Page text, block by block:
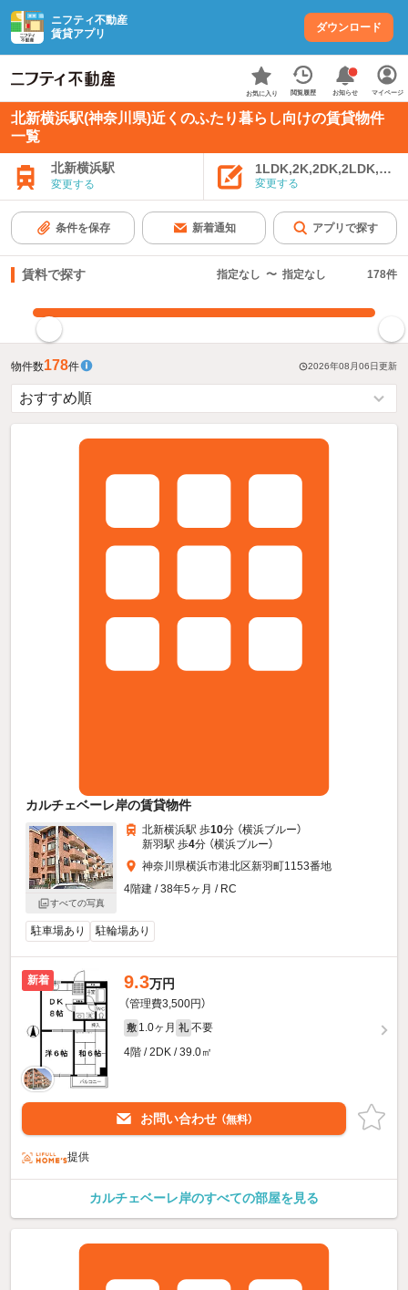
ニフティ不動産
賃貸アプリ
ダウンロード
お気に入り 閲覧履歴 お知らせ マイページ
北新横浜駅(神奈川県)近くのふたり暮らし向けの賃貸物件
一覧
北新横浜駅
変更する 変更する
条件を保存 新着通知 アプリで探す
賃料で探す 指定なし 〜 指定なし 178件
物件数178件 2026年08月06日更新
カルチェベーレ岸の賃貸物件
すべての写真
北新横浜駅 歩10分 （横浜ブルー）
新羽駅 歩4分 （横浜ブルー）
神奈川県横浜市港北区新羽町1153番地
4階建 / 38年5ヶ月 / RC
駐車場あり 駐輪場あり
新着 9.3万円
（管理費3,500円）
敷 1.0ヶ月 礼 不要
4階 / 2DK / 39.0㎡
お問い合わせ （無料）
提供
カルチェベーレ岸のすべての部屋を見る